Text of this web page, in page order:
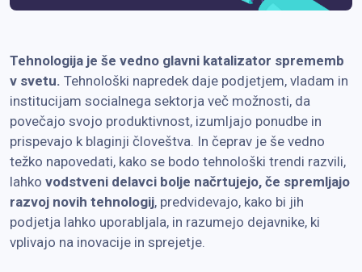
Tehnologija je še vedno glavni katalizator sprememb
v svetu. Tehnološki napredek daje podjetjem, vladam in
institucijam socialnega sektorja več možnosti, da
povečajo svojo produktivnost, izumljajo ponudbe in
prispevajo k blaginji človeštva. In čeprav je še vedno
težko napovedati, kako se bodo tehnološki trendi razvili,
lahko vodstveni delavci bolje načrtujejo, če spremljajo
razvoj novih tehnologij, predvidevajo, kako bi jih
podjetja lahko uporabljala, in razumejo dejavnike, ki
vplivajo na inovacije in sprejetje.